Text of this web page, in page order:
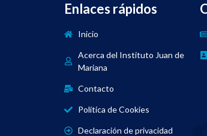
Enlaces rápidos
Inicio
Acerca del Instituto Juan de
Mariana
Contacto
Política de Cookies
Declaración de privacidad